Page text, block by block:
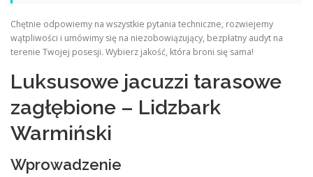
Chętnie odpowiemy na wszystkie pytania techniczne, rozwiejemy
wątpliwości i umówimy się na niezobowiązujący, bezpłatny audyt na
terenie Twojej posesji. Wybierz jakość, która broni się sama!
Luksusowe jacuzzi tarasowe
zagłębione – Lidzbark
Warmiński
Wprowadzenie